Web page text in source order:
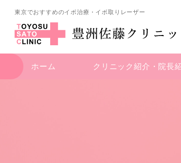
東京でおすすめのイボ治療・イボ取りレーザー
ホーム クリニック紹介・ 院長